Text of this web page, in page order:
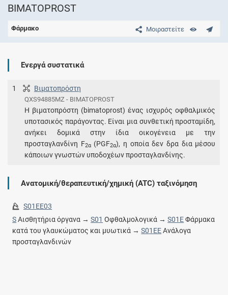
BIMATOPROST
Μοιραστείτε
Φάρμακο
Ενεργά συστατικά
1 Βιματοπρόστη
QXS94885MZ - BIMATOPROST
Η βιματοπρόστη (bimatoprost) ένας ισχυρός οφθαλμικός
υποτασικός παράγοντας. Είναι μια συνθετική προσταμίδη,
ανήκει δομικά στην ίδια οικογένεια με την
προσταγλανδίνη F2α(PGF2α), η οποία δεν δρα δια μέσου
κάποιων γνωστών υποδοχέων προσταγλανδίνης.
Ανατομική/θεραπευτική/χημική (ATC) ταξινόμηση
S01EE03
SΑισθητήρια όργανα →S01 Οφθαλμολογικά →S01EΦάρμακα
κατά του γλαυκώματος και μυωτικά →S01EEΑνάλογα
προσταγλανδινών